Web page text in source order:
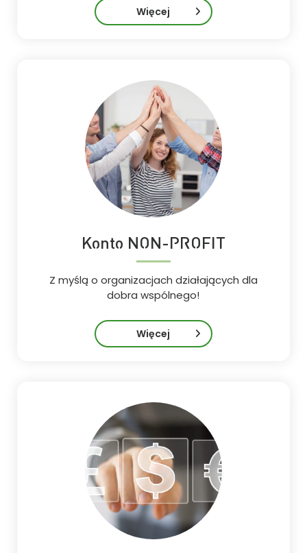
Więcej
Konto NON-PROFIT
Z myślą o organizacjach działających dla
dobra wspólnego!
Więcej